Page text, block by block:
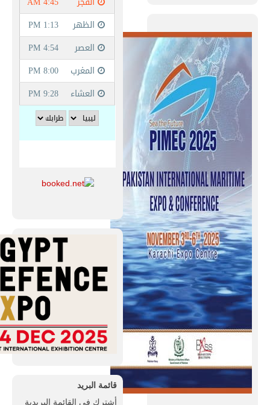
قائمة البريد
أشترك فى القائمة البريدية